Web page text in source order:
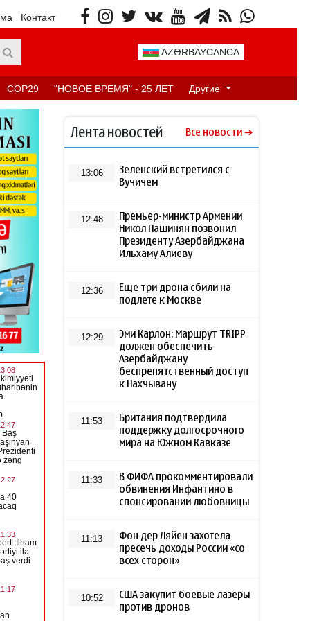
Контакт
AZƏRBAYCANCA
COP29 "НОВОЕ ВРЕМЯ" - 25 ЛЕТ Другие
Лента новостей Все новости
13:06
Зеленский встретился с
Вучичем
12:48
Премьер-министр Армении
Никол Пашинян позвонил
Президенту Азербайджана
Ильхаму Алиеву
12:36
Еще три дрона сбили на
подлете к Москве
12:29
Эми Карлон: Маршрут TRIPP
должен обеспечить
Азербайджану
беспрепятственный доступ
к Нахчывану
11:53
Британия подтвердила
поддержку долгосрочного
мира на Южном Кавказе
11:33
В ФИФА прокомментировали
обвинения Инфантино в
спонсировании любовницы
11:13
Фон дер Ляйен захотела
пресечь доходы России «со
всех сторон»
10:52
США закупит боевые лазеры
против дронов